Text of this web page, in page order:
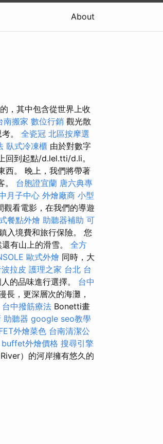
About
，其中包含從世界上收
南搬家 數位行銷 觀光散
。 全瓷冠 北區按摩選
臥式冷凍櫃 由於對數字
回到起點/d.lel.tti/d.li。
西。 晚上，我們將帶著
。 台胞證宜蘭 唐六典專
月子中心 外燴廠商 小型
觀看電影，在我們的導遊
餐點外燴 助聽器補助 可
入境費和旅行保險。 您
有山上的滑雪。 全方
歐式外燴 同時，大
拉皮 護理之家 台北 台
的品味進行選擇。 台中
長，更深層次的海灘，
台中撥筋療法 Bonetti畫
助聽器 google seo教學
外燴菜色 台南清潔公
buffet外燴價格 搜尋引擎
River）的河岸擁有悠久的